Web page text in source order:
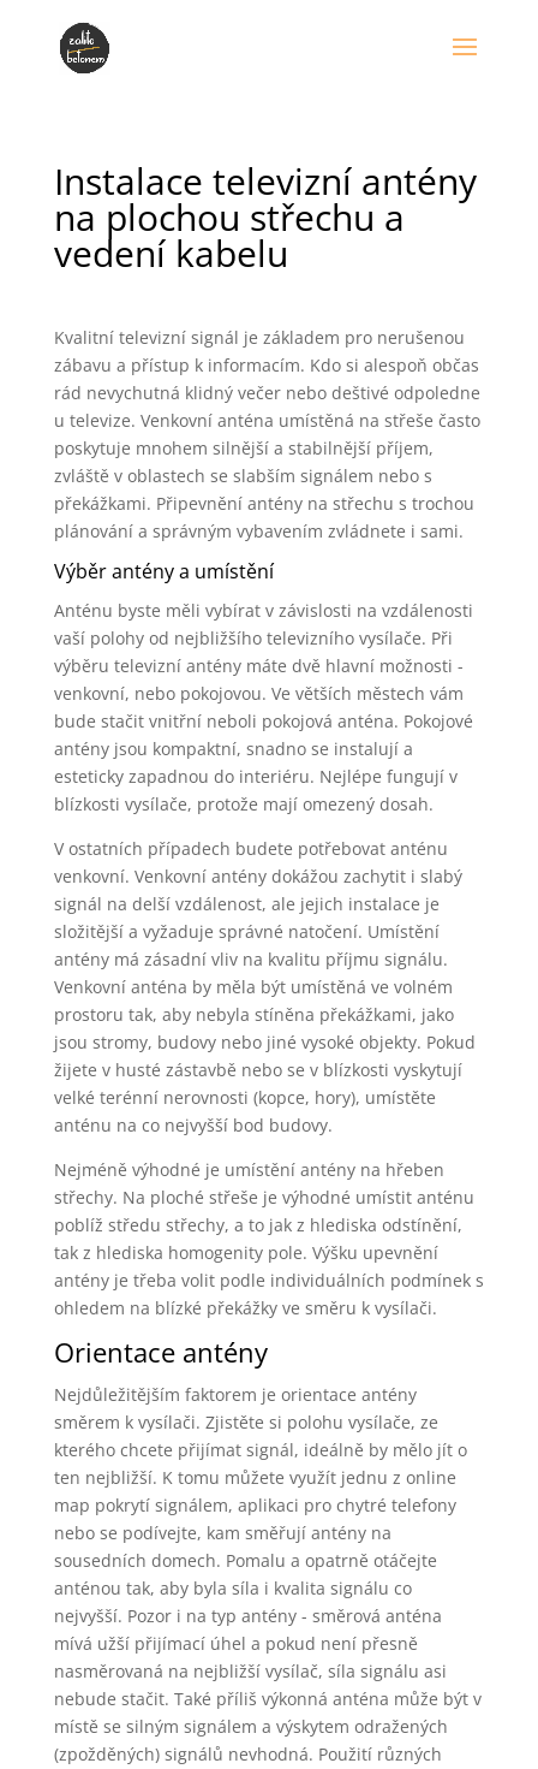
Instalace televizní antény
na plochou střechu a
vedení kabelu
Kvalitní televizní signál je základem pro nerušenou
zábavu a přístup k informacím. Kdo si alespoň občas
rád nevychutná klidný večer nebo deštivé odpoledne
u televize. Venkovní anténa umístěná na střeše často
poskytuje mnohem silnější a stabilnější příjem,
zvláště v oblastech se slabším signálem nebo s
překážkami. Připevnění antény na střechu s trochou
plánování a správným vybavením zvládnete i sami.
Výběr antény a umístění
Anténu byste měli vybírat v závislosti na vzdálenosti
vaší polohy od nejbližšího televizního vysílače. Při
výběru televizní antény máte dvě hlavní možnosti -
venkovní, nebo pokojovou. Ve větších městech vám
bude stačit vnitřní neboli pokojová anténa. Pokojové
antény jsou kompaktní, snadno se instalují a
esteticky zapadnou do interiéru. Nejlépe fungují v
blízkosti vysílače, protože mají omezený dosah.
V ostatních případech budete potřebovat anténu
venkovní. Venkovní antény dokážou zachytit i slabý
signál na delší vzdálenost, ale jejich instalace je
složitější a vyžaduje správné natočení. Umístění
antény má zásadní vliv na kvalitu příjmu signálu.
Venkovní anténa by měla být umístěná ve volném
prostoru tak, aby nebyla stíněna překážkami, jako
jsou stromy, budovy nebo jiné vysoké objekty. Pokud
žijete v husté zástavbě nebo se v blízkosti vyskytují
velké terénní nerovnosti (kopce, hory), umístěte
anténu na co nejvyšší bod budovy.
Nejméně výhodné je umístění antény na hřeben
střechy. Na ploché střeše je výhodné umístit anténu
poblíž středu střechy, a to jak z hlediska odstínění,
tak z hlediska homogenity pole. Výšku upevnění
antény je třeba volit podle individuálních podmínek s
ohledem na blízké překážky ve směru k vysílači.
Orientace antény
Nejdůležitějším faktorem je orientace antény
směrem k vysílači. Zjistěte si polohu vysílače, ze
kterého chcete přijímat signál, ideálně by mělo jít o
ten nejbližší. K tomu můžete využít jednu z online
map pokrytí signálem, aplikaci pro chytré telefony
nebo se podívejte, kam směřují antény na
sousedních domech. Pomalu a opatrně otáčejte
anténou tak, aby byla síla i kvalita signálu co
nejvyšší. Pozor i na typ antény - směrová anténa
mívá užší přijímací úhel a pokud není přesně
nasměrovaná na nejbližší vysílač, síla signálu asi
nebude stačit. Také příliš výkonná anténa může být v
místě se silným signálem a výskytem odražených
(zpožděných) signálů nevhodná. Použití různých